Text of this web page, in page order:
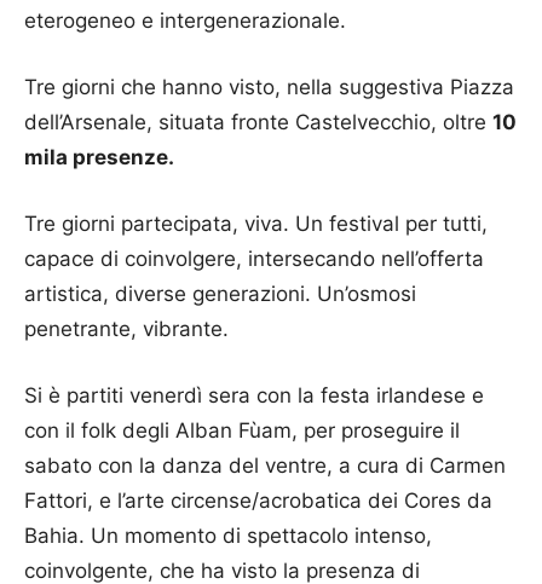
eterogeneo e intergenerazionale.
Tre giorni che hanno visto, nella suggestiva Piazza
dell’Arsenale, situata fronte Castelvecchio, oltre 10
mila presenze.
Tre giorni partecipata, viva. Un festival per tutti,
capace di coinvolgere, intersecando nell’offerta
artistica, diverse generazioni. Un’osmosi
penetrante, vibrante.
Si è partiti venerdì sera con la festa irlandese e
con il folk degli Alban Fùam, per proseguire il
sabato con la danza del ventre, a cura di Carmen
Fattori, e l’arte circense/acrobatica dei Cores da
Bahia. Un momento di spettacolo intenso,
coinvolgente, che ha visto la presenza di